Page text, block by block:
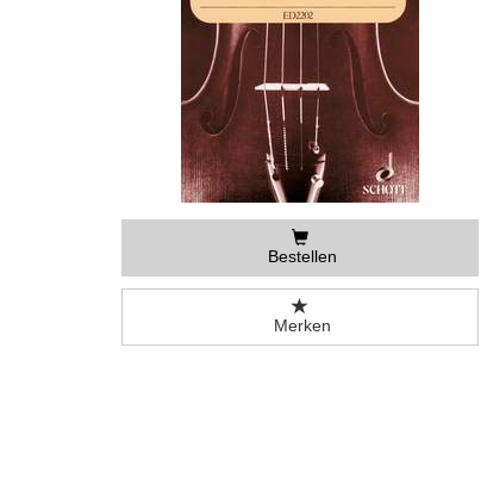
Bestellen
Merken